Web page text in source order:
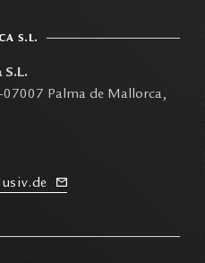
S.L.
S.L.
Palma de Mallorca,